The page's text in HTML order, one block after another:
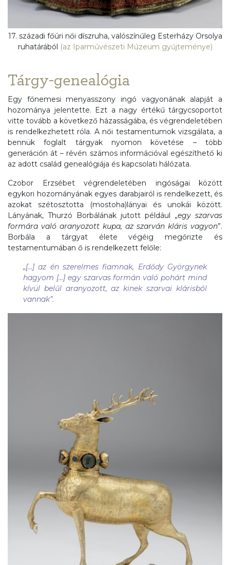
17. századi főúri női díszruha, valószínűleg Esterházy Orsolya
ruhatárából (az Iparművészeti Múzeum gyűjteménye)
Tárgy-genealógia
Egy főnemesi menyasszony ingó vagyonának alapját a
hozománya jelentette. Ezt a nagy értékű tárgycsoportot
vitte tovább a következő házasságába, és végrendeletében
is rendelkezhetett róla. A női testamentumok vizsgálata, a
bennük foglalt tárgyak nyomon követése – több
generáción át – révén számos információval egészíthető ki
az adott család genealógiája és kapcsolati hálózata.
Czobor Erzsébet végrendeletében ingóságai között
egykori hozományának egyes darabjairól is rendelkezett, és
azokat szétosztotta (mostoha)lányai és unokái között.
Lányának, Thurzó Borbálának jutott például „egy szarvas
formára való aranyozott kupa, az szarván kláris vagyon”.
Borbála a tárgyat élete végéig megőrizte és
testamentumában ő is rendelkezett felőle:
„[…]az én szerelmes fiamnak, Erdődy Györgynek
hagyom […] egy szarvas formán való pohárt mind
kívül belűl aranyozott, az kinek szarvai klárisból
vannak”.